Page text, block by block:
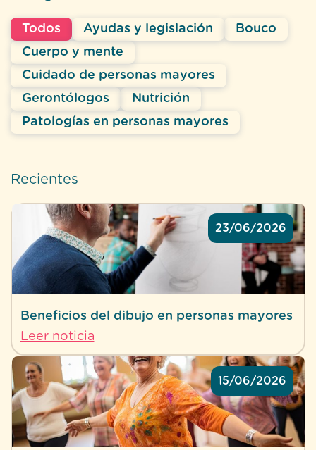
Todos Ayudas y legislación
Bouco
Cuerpo y mente
Cuidado de personas mayores
Gerontólogos
Nutrición
Patologías en personas mayores
Recientes
23/06/2026
Beneficios del dibujo en personas mayores
Leer noticia
15/06/2026